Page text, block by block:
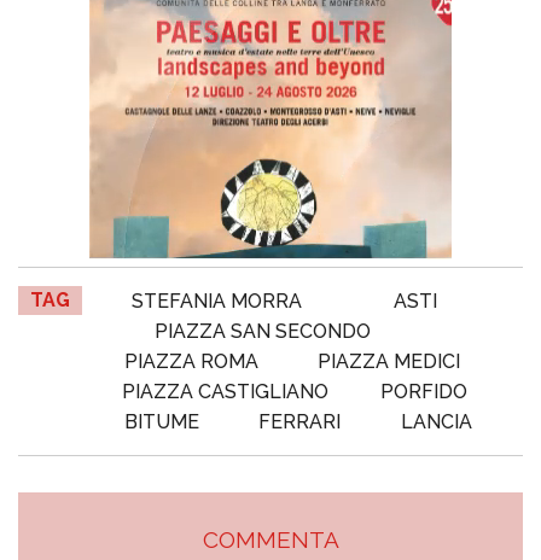
TAG STEFANIA MORRA
ASTI
PIAZZA SAN SECONDO
PIAZZA ROMA
PIAZZA MEDICI
PIAZZA CASTIGLIANO
PORFIDO
BITUME
FERRARI LANCIA
COMMENTA